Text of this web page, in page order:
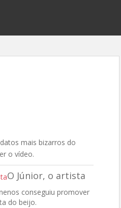
mais bizarros do
o vídeo.
O Júnior, o artista
conseguiu promover
do beijo.